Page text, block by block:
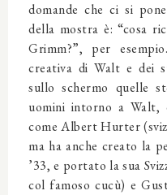
domande che ci si
della mostra è: “cosa
Grimm?”, per
creativa di Walt e dei
sullo schermo quelle
uomini intorno a Walt,
come Albert Hurter
ma ha anche creato la
’33, e portato la sua
col famoso cucù) e